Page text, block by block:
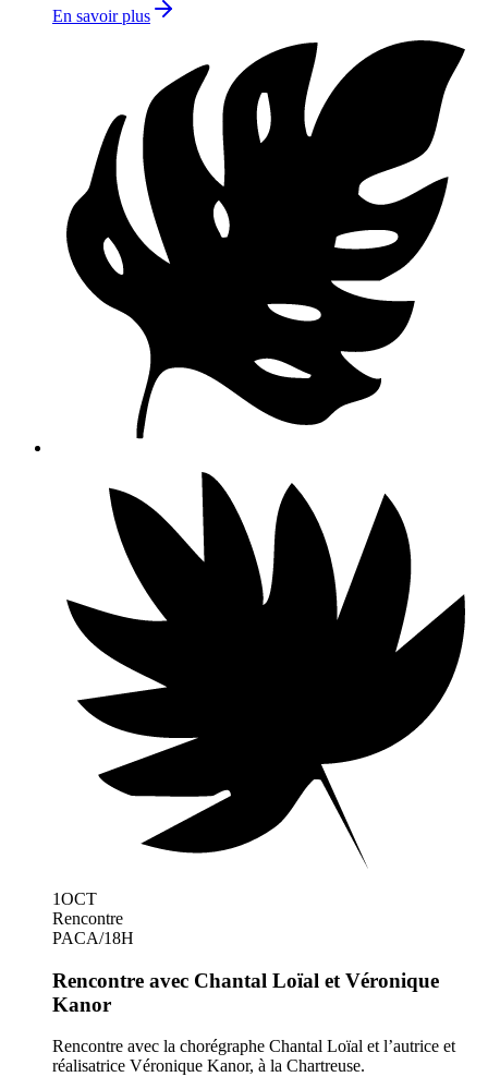
En savoir plus
1OCT
Rencontre
PACA/18H
Rencontre avec Chantal Loïal et Véronique
Kanor
Rencontre avec la chorégraphe Chantal Loïal et l’autrice et
réalisatrice Véronique Kanor, à la Chartreuse.